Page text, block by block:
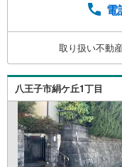
ムーズです。
いの広場
なってお客様
様掲載物件も
わせ下さい♪駐
大歓迎です！
電
取り扱い不動
八王子市絹ケ丘1丁目